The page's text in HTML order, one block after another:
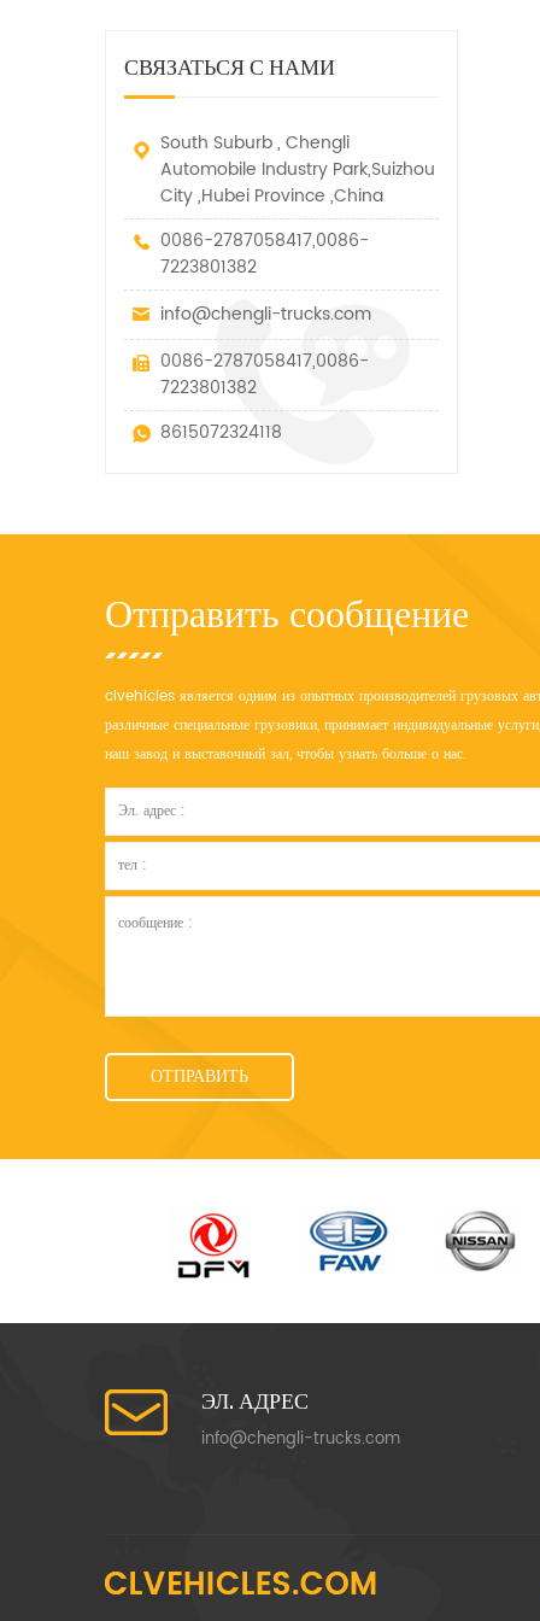
транспортные средства.
специальных транспортных
средств, которые допускаются
параметров этого вида
вытягивание и подъем тяги.
СВЯЗАТЬСЯ С НАМИ
South Suburb , Chengli
Automobile Industry Park,Suizhou
City ,Hubei Province ,China
0086-2787058417,0086-
7223801382
info@chengli-trucks.com
0086-2787058417,0086-
7223801382
8615072324118
Отправить сообщение
clvehicles является одним из опытных производителей грузовых
различные специальные грузовики, принимает индивидуальные
наш завод и выставочный зал, чтобы узнать больше о нас.
ЭЛ. АДРЕС
info@chengli-trucks.com